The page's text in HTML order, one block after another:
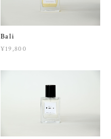
Bali
¥19,800